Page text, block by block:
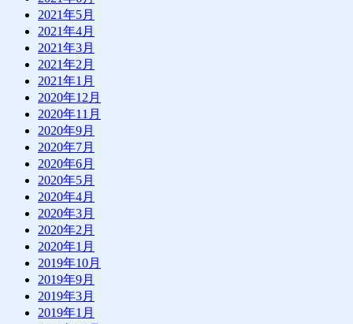
2021年5月
2021年4月
2021年3月
2021年2月
2021年1月
2020年12月
2020年11月
2020年9月
2020年7月
2020年6月
2020年5月
2020年4月
2020年3月
2020年2月
2020年1月
2019年10月
2019年9月
2019年3月
2019年1月